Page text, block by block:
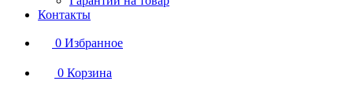
Контакты
0 Избранное
0 Корзина